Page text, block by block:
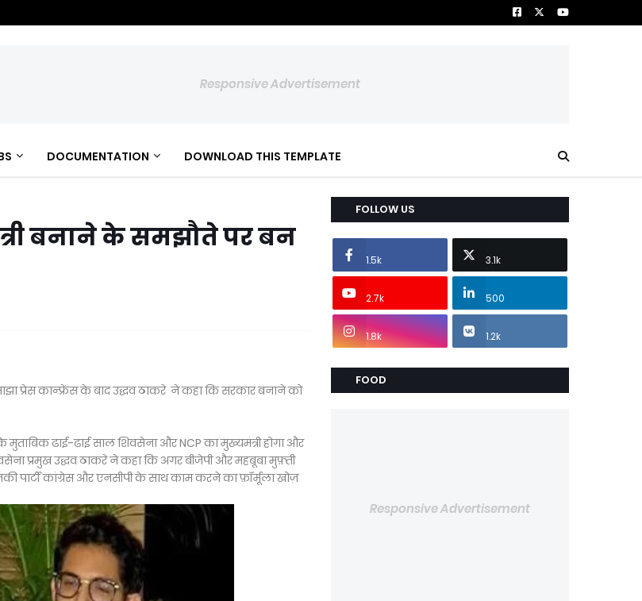
Responsive Advertisement
DOCUMENTATION DOWNLOAD THIS TEMPLATE
बनाने के समझौते पर बन
प्रेस कान्फ़्रेंस के बाद उद्धव ठाकरे ने कहा कि सरकार बनाने को
मुताबिक ढाई-ढाई साल शिवसेना और NCP का मुख्यमंत्री होगा और
प्रमुख उद्धव ठाकरे ने कहा कि अगर बीजेपी और महबूबा मुफ़्ती
पार्टी कांग्रेस और एनसीपी के साथ काम करने का फ़ॉर्मूला खोज़
FOLLOW US
1.5k 3.1k
2.7k 500
1.8k 1.2k
FOOD
Responsive Advertisement